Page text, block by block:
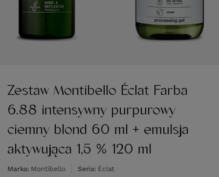
Zestaw Montibello Éclat Farba
6.88 intensywny purpurowy
ciemny blond 60 ml + emulsja
aktywująca 1,5 % 120 ml
Marka Montibello Seria Éclat